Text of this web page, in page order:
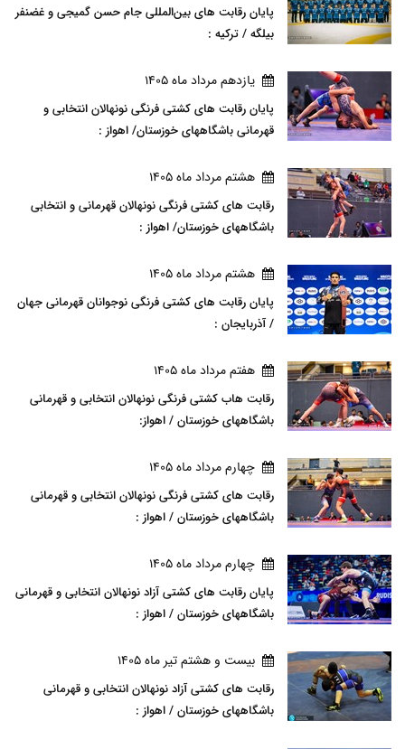
پایان رقابت های بین‌المللی جام حسن گمیجی و غضنفر
بیلگه / ترکیه :
يازدهم مرداد ماه 1405
پایان رقابت های کشتی فرنگی نونهالان انتخابی و
قهرمانی باشگاههای خوزستان/ اهواز :
هشتم مرداد ماه 1405
رقابت های کشتی فرنگی نونهالان قهرمانی و انتخابی
باشگاههای خوزستان/ اهواز :
هشتم مرداد ماه 1405
پایان رقابت های کشتی فرنگی نوجوانان قهرمانی جهان
/ آذربایجان :
هفتم مرداد ماه 1405
رقابت هاب کشتی فرنگی نونهالان انتخابی و قهرمانی
باشگاههای خوزستان / اهواز:
چهارم مرداد ماه 1405
رقابت های کشتی فرنگی نونهالان انتخابی و قهرمانی
باشگاههای خوزستان / اهواز :
چهارم مرداد ماه 1405
پایان رقابت های کشتی آزاد نونهالان انتخابی و قهرمانی
باشگاههای خوزستان / اهواز :
بيست و هشتم تير ماه 1405
رقابت های کشتی آزاد نونهالان انتخابی و قهرمانی
باشگاههای خوزستان / اهواز :